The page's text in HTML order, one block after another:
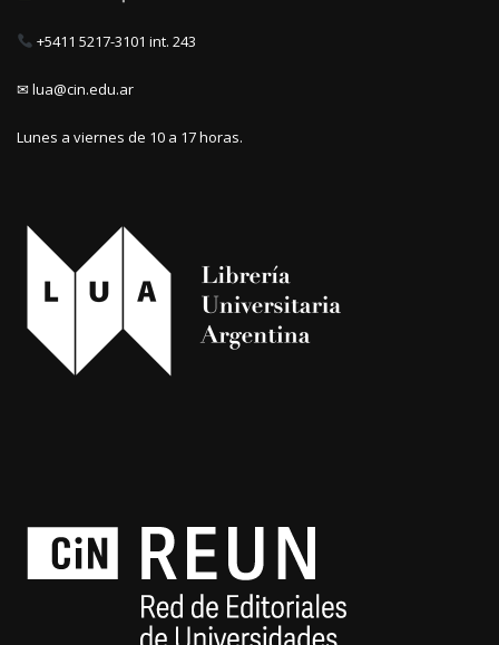
+5411 5217-3101 int. 243
✉ lua@cin.edu.ar
Lunes a viernes de 10 a 17 horas.